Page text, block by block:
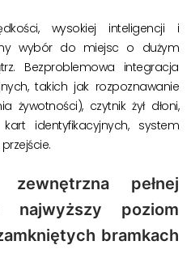
wysokiej inteligencji i
wybór do miejsc o dużym
Bezproblemowa integracja
takich jak rozpoznawanie
żywotności), czytnik żył dłoni,
identyfikacyjnych, system
pełnej
najwyższy poziom
bramkach